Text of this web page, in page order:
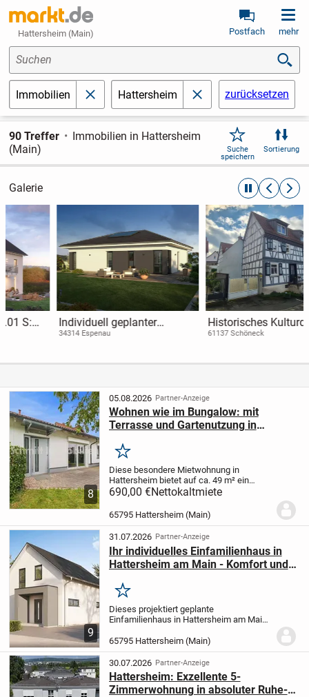
Hattersheim (Main) Postfach mehr
Suchen
Immobilien schließenHattersheim schließenzurücksetzen
90 Treffer
Immobilien in Hattersheim
(Main)
Suche
speichern
Sortierung
Galerie automatische
Individuell geplanter
Bungalow in Espenau -
m² mit allkauf Qualität
34314 Espenau
Historisches Kulturdenkmal
mit Scheune und
Schöneck
61137 Schöneck
8
05.08.2026 Partner-Anzeige
Wohnen wie im Bungalow: mit
Terrasse und Gartenutzung in
Merken
Diese besondere Mietwohnung in
Hattersheim bietet auf ca. 49 m² ein
Wohngefühl, das sich deutlich von einer
unterscheidet. Der großzügige
Wohnbereich mit Empore, die...
690,00 €Nettokaltmiete
65795 Hattersheim (Main)
9
31.07.2026 Partner-Anzeige
Ihr individuelles Einfamilienhaus in
Hattersheim am Main - Komfort und
Merken
Dieses projektiert geplante
Einfamilienhaus in Hattersheim am Main
Wohnfläche von 123,94 m² ein modernes
Zuhause, das ganz nach Ihren Wünschen
gestaltet wird....
65795 Hattersheim (Main)
30.07.2026 Partner-Anzeige
Hattersheim: Exzellente 5-
Zimmerwohnung in absoluter Ruhe-